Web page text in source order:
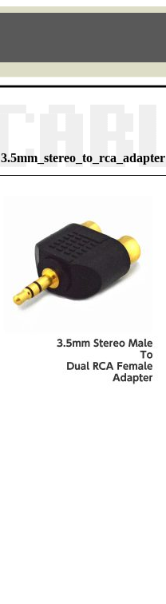
3.5mm_stereo_to_rca_adapter